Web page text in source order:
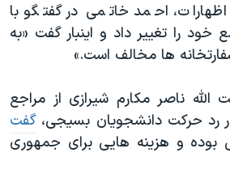
احمد خاتمی در گفتگو با
خود را تغییر داد و اینبار گفت «به
ها مخالف است.»
ناصر مکارم شیرازی از مراجع
رد حرکت دانشجویان بسیجی، گفت
بوده و هزینه هایی برای جمهوری